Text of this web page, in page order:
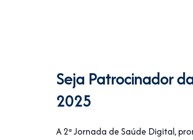
Seja Patrocinador
2025
A 2ª Jornada de Saúde Digital,